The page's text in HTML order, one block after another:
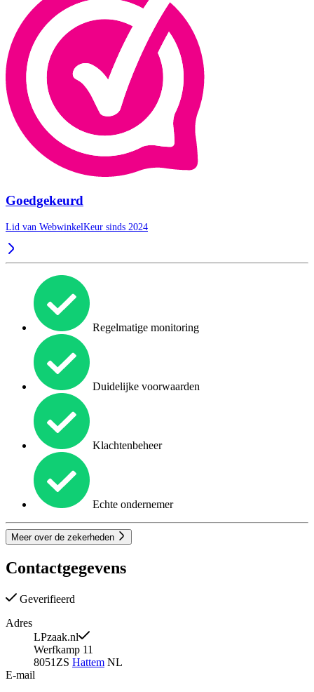
Goedgekeurd
Lid van WebwinkelKeur sinds 2024
Regelmatige monitoring
Duidelijke voorwaarden
Klachtenbeheer
Echte ondernemer
Meer over de zekerheden
Contactgegevens
Geverifieerd
Adres
LPzaak.nl
Werfkamp 11
8051ZS Hattem NL
E-mail